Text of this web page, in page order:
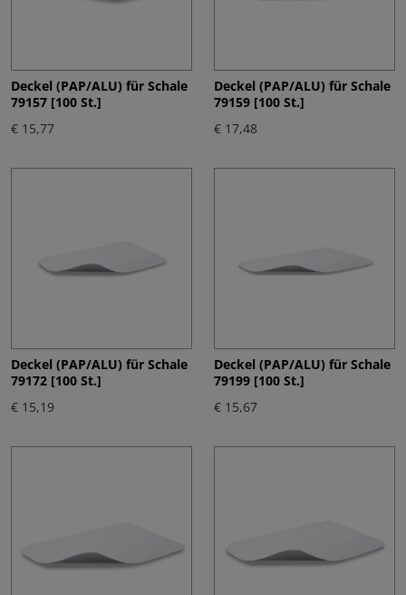
Deckel (PAP/ALU) für Schale
79157 [100 St.]
€ 15,77
Deckel (PAP/ALU) für Schale
79159 [100 St.]
€ 17,48
Deckel (PAP/ALU) für Schale
79172 [100 St.]
€ 15,19
Deckel (PAP/ALU) für Schale
79199 [100 St.]
€ 15,67